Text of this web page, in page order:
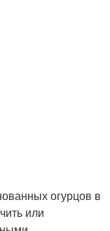
огурцов в
или